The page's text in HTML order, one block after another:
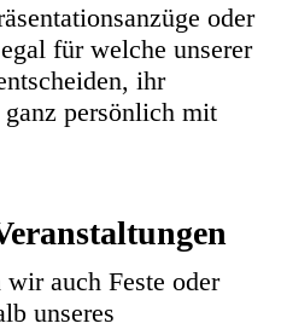
oder
für welche unserer
ihr
persönlich mit
auch Feste oder
unseres